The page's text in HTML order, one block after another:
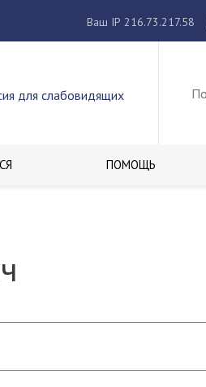
Ваш IP 216.73.217.58
для слабовидящих
ПОМОЩЬ